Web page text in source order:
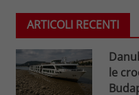
ARTICOLI RECENTI
le